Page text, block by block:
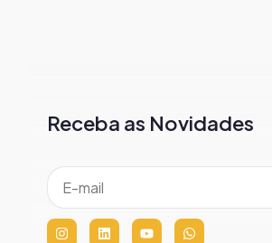
Receba as Novidades